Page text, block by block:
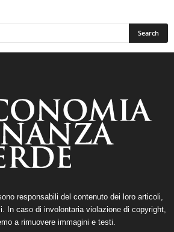
responsabili del contenuto dei loro articoli,
In caso di involontaria violazione di copyright,
a rimuovere immagini e testi.